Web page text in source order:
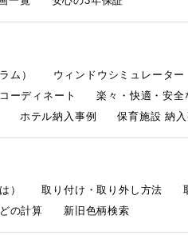
ム） ウィンドウシミュレーター
ーディネート 楽々・快適・安全
ホテル納入事例 保育施設 納
） 取り付け・取り外し方法
の計算 新旧色柄検索